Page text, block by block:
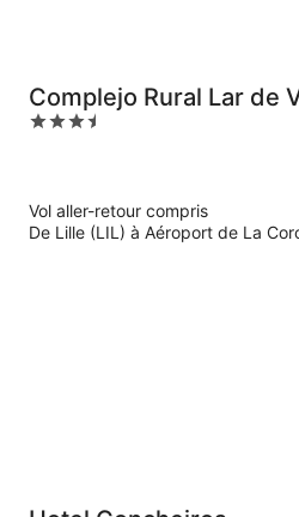
Complejo Rural Lar de
3.5
Vol aller-retour compris
De Lille (LIL) à Aéroport de La